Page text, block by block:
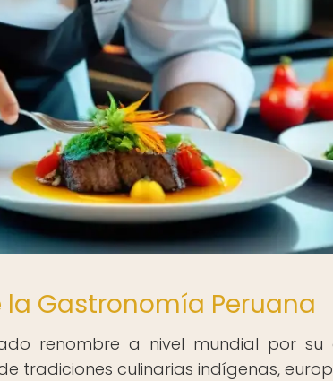
Gastronomía Peruana
renombre a nivel mundial por su
tradiciones culinarias indígenas,